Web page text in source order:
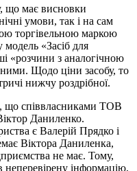
що має висновки
умови, так і на сам
торгівельною маркою
«Засіб для
«розчини з аналогічною
Щодо ціни засобу, то
нижчу роздрібної.
що співвласниками ТОВ
Даниленко.
є Валерій Прядко і
Віктора Даниленка,
не має. Тому,
неперевірену інформацію,